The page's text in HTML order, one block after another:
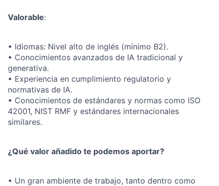
Valorable:
• Idiomas: Nivel alto de inglés (mínimo B2).
• Conocimientos avanzados de IA tradicional y
generativa.
• Experiencia en cumplimiento regulatorio y
normativas de IA.
• Conocimientos de estándares y normas como ISO
42001, NIST RMF y estándares internacionales
similares.
¿Qué valor añadido te podemos aportar?
• Un gran ambiente de trabajo, tanto dentro como